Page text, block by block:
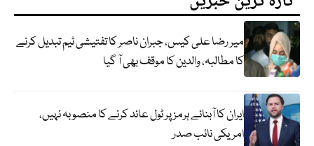
میر رضا علی کیس، جبران ناصر کا تفتیشی ٹیم تبدیل کرنے
کا مطالبہ، والدین کا موقف بھی آ گیا
ایران کا آبنائے ہرمز پر ٹول عائد کرنے کا منصوبہ نہیں،
امریکی نائب صدر